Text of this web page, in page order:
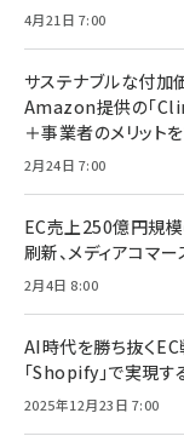
4月21日 7:00
サステナブルな付加
Amazon提供の「
＋事業者のメリット
2月24日 7:00
EC売上250億円規
刷新、メディアコマ
2月4日 8:00
AI時代を勝ち抜くEC
「Shopify」で実現す
2025年12月23日 7:00